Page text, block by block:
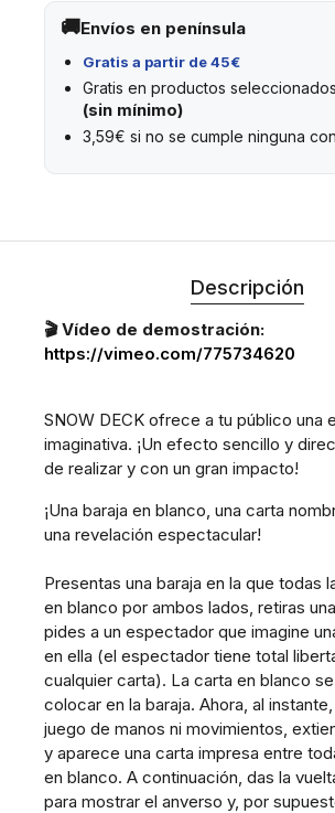
Envíos en península
Gratis a partir de 45€
Gratis en productos seleccionados
(sin mínimo)
3,59€ si no se cumple ninguna
Descripción
🎬 Vídeo de demostración:
https://vimeo.com/775734620
SNOW DECK ofrece a tu público una
imaginativa. ¡Un efecto sencillo y
de realizar y con un gran impacto!
¡Una baraja en blanco, una carta
una revelación espectacular!
Presentas una baraja en la que todas
en blanco por ambos lados, retiras
pides a un espectador que imagine
en ella (el espectador tiene total
cualquier carta). La carta en blanco
colocar en la baraja. Ahora, al
juego de manos ni movimientos,
y aparece una carta impresa entre
en blanco. A continuación, das la
para mostrar el anverso y, por